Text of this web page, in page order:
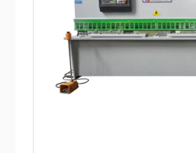
ridurre l'installazione della tubazione,
anche la sicurezza e l'affidabilità del
La cesoia idraulica in vendita
crampi durante il taglio, garantendo
anche a 90 gradi. Ci sono una vasta